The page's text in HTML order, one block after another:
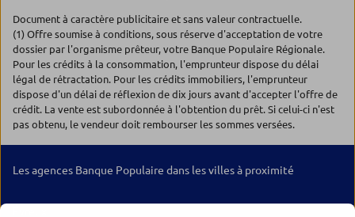
Document à caractère publicitaire et sans valeur contractuelle.
(1) Offre soumise à conditions, sous réserve d'acceptation de votre
dossier par l'organisme prêteur, votre Banque Populaire Régionale.
Pour les crédits à la consommation, l'emprunteur dispose du délai
légal de rétractation. Pour les crédits immobiliers, l'emprunteur
dispose d'un délai de réflexion de dix jours avant d'accepter l'offre de
crédit. La vente est subordonnée à l'obtention du prêt. Si celui-ci n'est
pas obtenu, le vendeur doit rembourser les sommes versées.
Les agences Banque Populaire dans les villes à proximité